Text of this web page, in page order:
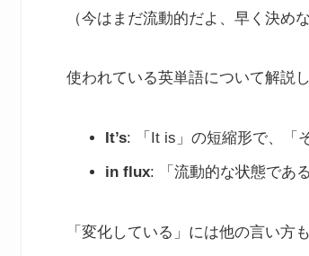
（今はまだ流動的だよ、早く決め
使われている英単語について解説し
It’s: 「It is」の短縮形で、「
in flux: 「流動的な状態であ
「変化している」には他の言い方